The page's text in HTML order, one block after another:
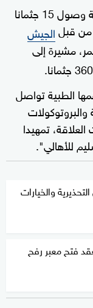
من جهتها، أعلنت وزارة الصحة الفلسطينية وصول 15 جثمانا
من قبلالجيش
مشيرة إلى
الطبية تواصل
تمهيدا
للأهالي".
والخيارات
فتح معبر رفح